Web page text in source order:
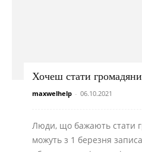
Хочеш стати
maxwelhelp - 06.10.2021
Люди, що бажають стати
можуть з 1 березня